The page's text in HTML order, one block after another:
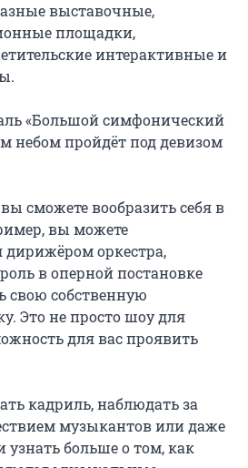
выставочные,
площадки,
интерактивные и
«Большой симфонический
небом пройдёт под девизом
сможете вообразить себя в
вы можете
дирижёром оркестра,
в оперной постановке
свою собственную
Это не просто шоу для
для вас проявить
кадриль, наблюдать за
музыкантов или даже
узнать больше о том, как